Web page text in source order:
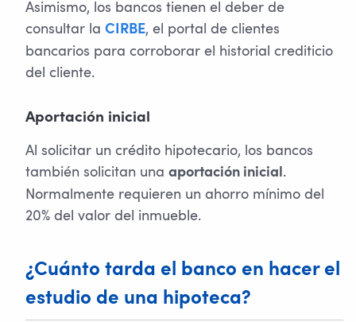
Asimismo, los bancos tienen el deber de
consultar la CIRBE, el portal de clientes
bancarios para corroborar el historial crediticio
del cliente.
Aportación inicial
Al solicitar un crédito hipotecario, los bancos
también solicitan una aportación inicial.
Normalmente requieren un ahorro mínimo del
20% del valor del inmueble.
¿Cuánto tarda el banco en hacer el
estudio de una hipoteca?